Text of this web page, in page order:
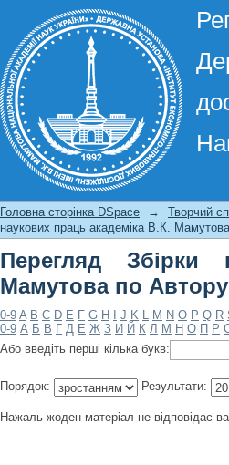
Перегляд Збірки
Головна сторінка DSpace → Творчий
наукових праць академіка В.К.
Перегляд Збірки
Мамутова по Автору
0-9 A B C D E F G H J K L M N O P Q R
0-9 А Б В Г Д Е Ж З И Й К Л М Н О П Р
Або введіть перші кілька букв:
Порядок: Результати:
Нажаль жоден матеріал не відповідає